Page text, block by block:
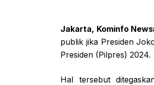
Jakarta, Kominfo
publik jika Presiden
Presiden (Pilpres) 2024.
Hal tersebut